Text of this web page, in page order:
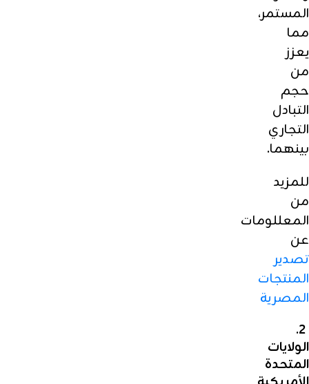
المستمر،
مما
يعزز
من
حجم
التبادل
التجاري
بينهما.
للمزيد
من
المعللومات
عن
تصدير
المنتجات
المصرية
2.
الولايات
المتحدة